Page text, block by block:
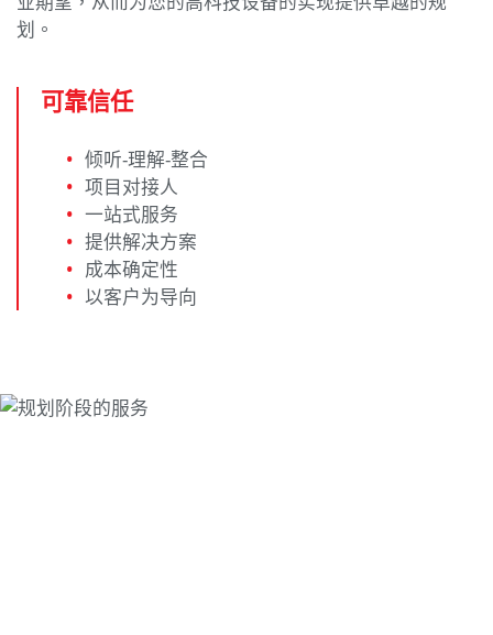
划。
可靠信任
倾听-理解-整合
项目对接人
一站式服务
提供解决方案
成本确定性
以客户为导向